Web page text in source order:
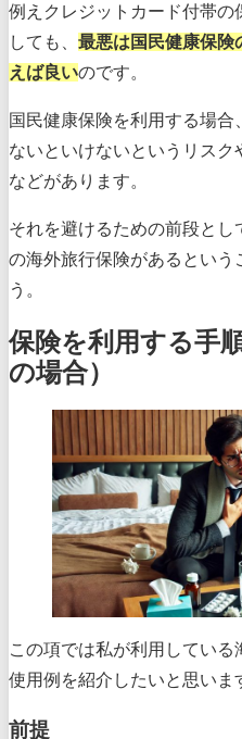
例えクレジットカード付帯の
しても、 最悪は国民健康保険
えば良いのです。
国民健康保険を利用する場
ないといけないというリスク
などがあります。
それを避けるための前段と
の海外旅行保険があるという
う。
保険を利用する手
の場合）
この項では私が利用してい
使用例を紹介したいと思いま
前提